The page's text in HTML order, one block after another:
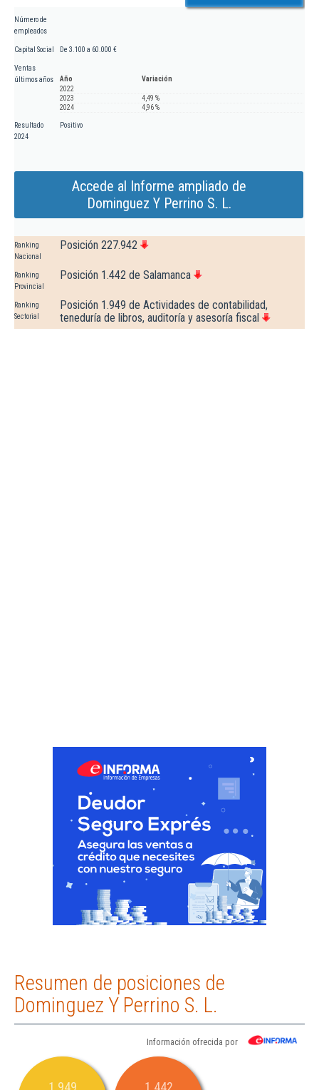
Número de
empleados
Capital Social De 3.100 a 60.000 €
Ventas
últimos años
Año
Variación
2022
2023
4,49 %
2024
4,96 %
Resultado
2024
Positivo
Accede al Informe ampliado de
Dominguez Y Perrino S. L.
Ranking
Nacional
Posición 227.942
Ranking
Provincial
Posición 1.442 de Salamanca
Ranking
Sectorial
Posición 1.949 de Actividades de contabilidad,
teneduría de libros, auditoría y asesoría fiscal
Resumen de posiciones de
Dominguez Y Perrino S. L.
Información ofrecida por